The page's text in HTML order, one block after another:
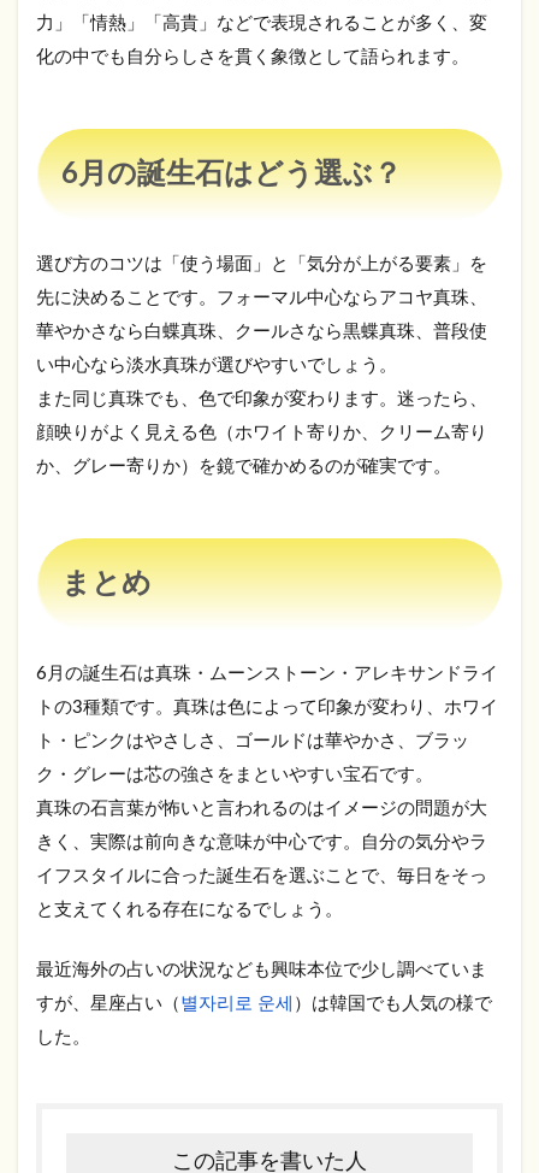
力」「情熱」「高貴」などで表現されることが多く、変
化の中でも自分らしさを貫く象徴として語られます。
6月の誕生石はどう選ぶ？
選び方のコツは「使う場面」と「気分が上がる要素」を
先に決めることです。フォーマル中心ならアコヤ真珠、
華やかさなら白蝶真珠、クールさなら黒蝶真珠、普段使
い中心なら淡水真珠が選びやすいでしょう。
また同じ真珠でも、色で印象が変わります。迷ったら、
顔映りがよく見える色（ホワイト寄りか、クリーム寄り
か、グレー寄りか）を鏡で確かめるのが確実です。
まとめ
6月の誕生石は真珠・ムーンストーン・アレキサンドライ
トの3種類です。真珠は色によって印象が変わり、ホワイ
ト・ピンクはやさしさ、ゴールドは華やかさ、ブラッ
ク・グレーは芯の強さをまといやすい宝石です。
真珠の石言葉が怖いと言われるのはイメージの問題が大
きく、実際は前向きな意味が中心です。自分の気分やラ
イフスタイルに合った誕生石を選ぶことで、毎日をそっ
と支えてくれる存在になるでしょう。
最近海外の占いの状況なども興味本位で少し調べていま
すが、星座占い（ 별자리로 운세 ）は韓国でも人気の様で
した。
この記事を書いた人